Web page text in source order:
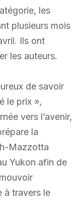
les
plusieurs mois
Ils ont
les auteurs.
de savoir
le prix »,
vers l’avenir,
la
Mazzotta
Yukon afin de
à travers le